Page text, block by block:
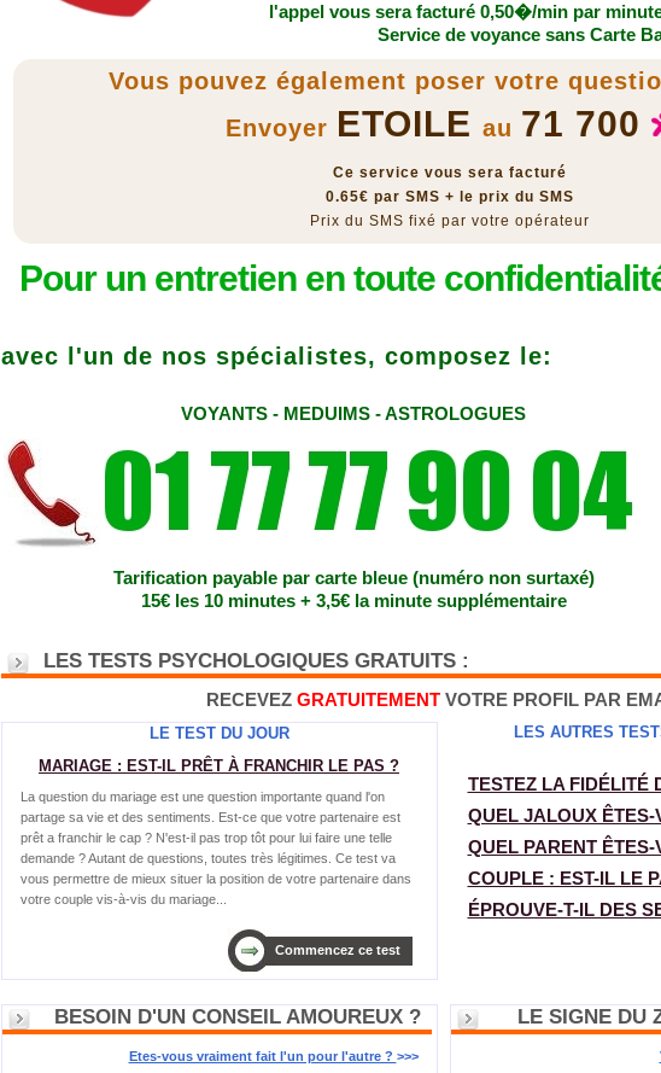
l'appel vous sera facturé 0,50�/min par
Service de voyance sans Carte
Vous pouvez également poser votre
Envoyer ETOILE au 71 700
Ce service vous sera facturé
0.65€ par SMS + le prix du SMS
Prix du SMS fixé par votre opérateur
Pour un entretien en toute
avec l'un de nos spécialistes, composez le:
VOYANTS - MEDUIMS - ASTROLOGUES
Tarification payable par carte bleue (numéro non surtaxé)
15€ les 10 minutes + 3,5€ la minute supplémentaire
LES TESTS PSYCHOLOGIQUES GRATUITS :
RECEVEZ GRATUITEMENT VOTRE PROFIL PAR
LE TEST DU JOUR
MARIAGE : EST-IL PRÊT À FRANCHIR LE PAS ?
La question du mariage est une question importante quand l'on
partage sa vie et des sentiments. Est-ce que votre partenaire est
prêt a franchir le cap ? N'est-il pas trop tôt pour lui faire une telle
demande ? Autant de questions, toutes très légitimes. Ce test va
vous permettre de mieux situer la position de votre partenaire dans
votre couple vis-à-vis du mariage...
Commencez ce test
LES AUTRES
TESTEZ LA FIDÉLITÉ
QUEL JALOUX ÊTES-
QUEL PARENT ÊTES-
COUPLE : EST-IL LE
ÉPROUVE-T-IL DES
BESOIN D'UN CONSEIL AMOUREUX ?
Etes-vous vraiment fait l'un pour l'autre ? >>>
LE SIGNE DU